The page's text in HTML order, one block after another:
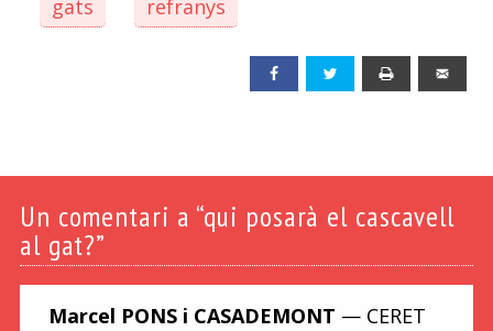
gats refranys
Facebook Twitter
Un comentari a “qui posarà el cascavell
al gat?”
Marcel PONS i CASADEMONT — CERET